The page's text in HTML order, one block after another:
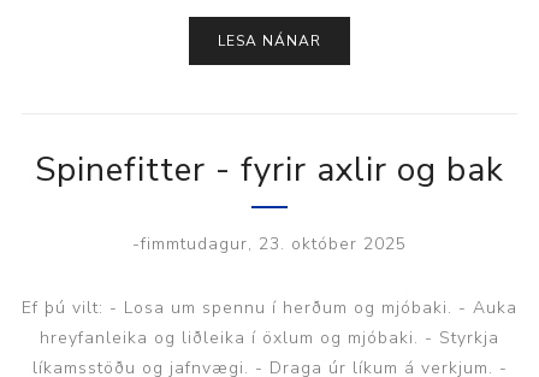
LESA NÁNAR
Spinefitter - fyrir axlir og bak
-fimmtudagur, 23. október 2025
Ef þú vilt: - Losa um spennu í herðum og mjóbaki. - Auka
hreyfanleika og liðleika í öxlum og mjóbaki. - Styrkja
líkamsstöðu og jafnvægi. - Draga úr líkum á verkjum. -